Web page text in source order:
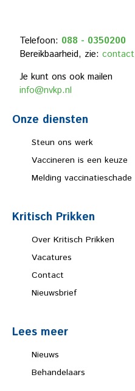
Telefoon: 088 - 0350200
Bereikbaarheid, zie: contact
Je kunt ons ook mailen
info@nvkp.nl
Onze diensten
Steun ons werk
Vaccineren is een keuze
Melding vaccinatieschade
Kritisch Prikken
Over Kritisch Prikken
Vacatures
Contact
Nieuwsbrief
Lees meer
Nieuws
Behandelaars